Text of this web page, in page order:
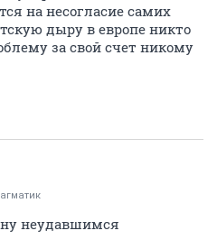
на несогласие самих
дыру в европе никто
за свой счет никому
неудавшимся